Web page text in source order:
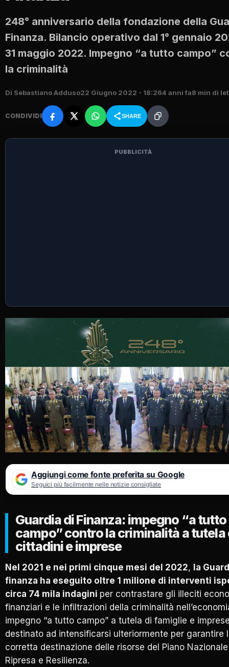
248° anniversario della fondazione della
Finanza. Bilancio operativo dal 1° gennaio
31 maggio 2022. Impegno “a tutto campo”
la criminalità
Di Sebastiano Adduso22 Giugno 2022 - 18:264 anni fa8 min di
CONDIVIDI SHARE
PUBBLICITÀ
Aggiungi come fonte preferita su Google
Seguici più facilmente nelle notizie consigliate
Guardia di Finanza: impegno “a tutto
campo” contro la criminalità a tutela
cittadini e imprese
Nel 2021 e nei primi cinque mesi del 2022, la
finanza ha eseguito oltre 1 milione di interventi
circa 74 mila indagini per contrastare gli illeciti
finanziari e le infiltrazioni della criminalità
impegno “a tutto campo” a tutela di famiglie e
destinato ad intensificarsi ulteriormente per garantire
corretta destinazione delle risorse del Piano
Ripresa e Resilienza.